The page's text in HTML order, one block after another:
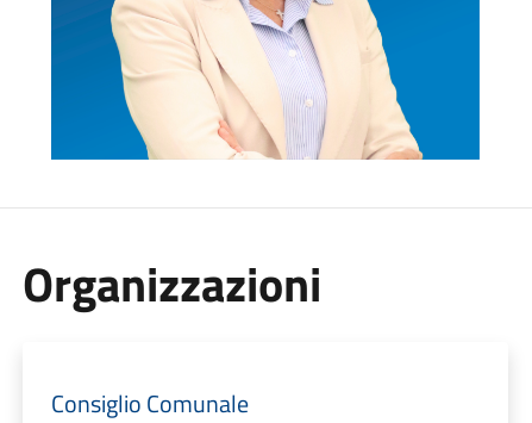
Organizzazioni
Consiglio Comunale